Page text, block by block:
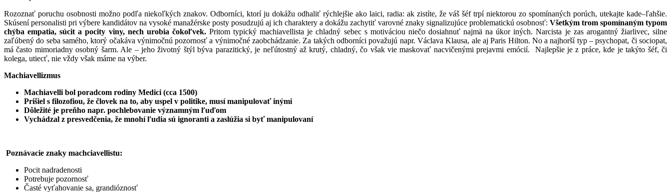
Rozoznať poruchu osobnosti možno podľa niekoľkých znakov. Odborníci, ktorí ju dokážu odhaliť rýchlejšie ako laici, radia: ak zistíte, že váš šéf trpí niektorou zo spomínaných porúch, utekajte kade–ľahšie.
Skúsení personalisti pri výbere kandidátov na vysoké manažérske posty posudzujú aj ich charaktery a dokážu zachytiť varovné znaky signalizujúce problematickú osobnosť: Všetkým trom spomínaným typom
chýba empatia, súcit a pocity viny, nech urobia čokoľvek.Pritom typický machiavellista je chladný sebec s motiváciou niečo dosiahnuť najmä na úkor iných. Narcista je zas arogantný žiarlivec, silne
zaľúbený do seba samého, ktorý očakáva výnimočnú pozornosť a výnimočné zaobchádzanie. Za takých odborníci považujú napr. Václava Klausa, ale aj Paris Hilton. No a najhorší typ – psychopat, či sociopat,
má často mimoriadny osobný šarm. Ale – jeho životný štýl býva parazitický, je neľútostný až krutý, chladný, čo však vie maskovať nacvičenými prejavmi emócií. Najlepšie je z práce, kde je takýto šéf, či
kolega, utiecť, nie vždy však máme na výber.
Machiavellizmus
Machiavelli bol poradcom rodiny Medici (cca 1500)
Prišiel s filozofiou, že človek na to, aby uspel v politike, musí manipulovať inými
Dôležité je preňho napr. pochlebovanie významným ľuďom
Vychádzal z presvedčenia, že mnohí ľudia sú ignoranti a zaslúžia si byť manipulovaní
Poznávacie znaky machciavellistu:
Pocit nadradenosti
Potrebuje pozornosť
Časté vyťahovanie sa, grandióznosť